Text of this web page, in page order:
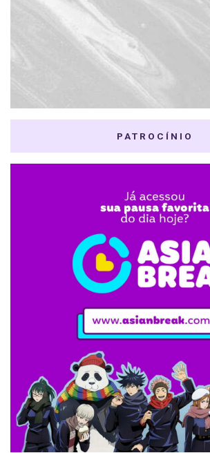
PATROCÍNIO